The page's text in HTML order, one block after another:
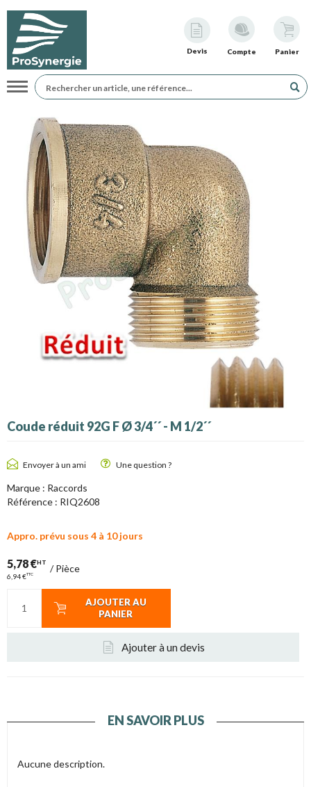
Devis Compte Panier
Navigation
Coude réduit 92G F Ø 3/4´´ - M 1/2´´
Envoyer à un ami Une question ?
Marque : Raccords
Référence : RIQ2608
Appro. prévu sous 4 à 10 jours
5,78 €HT
6,94 €TTC /Pièce
AJOUTER AU
PANIER
Ajouter à un devis
EN SAVOIR PLUS
Aucune description.